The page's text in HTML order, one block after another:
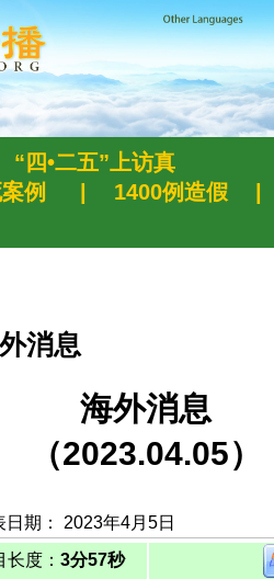
“四•二五”上访真
例 1400例造假
消息
海外消息
（2023.04.05）
日期： 2023年4月5日
长度： 3分57秒